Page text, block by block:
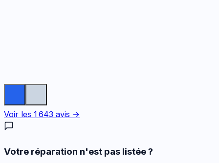
Voir les 1 643 avis →
Votre réparation n'est pas listée ?